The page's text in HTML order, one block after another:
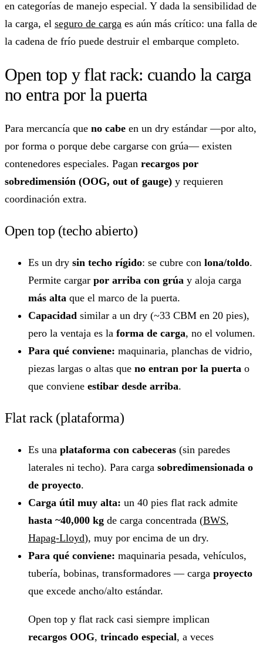
en categorías de manejo especial. Y dada la sensibilidad de
la carga, el seguro de carga es aún más crítico: una falla de
la cadena de frío puede destruir el embarque completo.
Open top y flat rack: cuando la carga
no entra por la puerta
Para mercancía que no cabe en un dry estándar —por alto,
por forma o porque debe cargarse con grúa— existen
contenedores especiales. Pagan recargos por
sobredimensión (OOG, out of gauge) y requieren
coordinación extra.
Open top (techo abierto)
Es un dry sin techo rígido: se cubre con lona/toldo.
Permite cargar por arriba con grúa y aloja carga
más alta que el marco de la puerta.
Capacidad similar a un dry (~33 CBM en 20 pies),
pero la ventaja es la forma de carga, no el volumen.
Para qué conviene: maquinaria, planchas de vidrio,
piezas largas o altas que no entran por la puerta o
que conviene estibar desde arriba.
Flat rack (plataforma)
Es una plataforma con cabeceras (sin paredes
laterales ni techo). Para carga sobredimensionada o
de proyecto.
Carga útil muy alta: un 40 pies flat rack admite
hasta ~40,000 kg de carga concentrada (BWS,
Hapag-Lloyd), muy por encima de un dry.
Para qué conviene: maquinaria pesada, vehículos,
tubería, bobinas, transformadores — carga proyecto
que excede ancho/alto estándar.
Open top y flat rack casi siempre implican
recargos OOG, trincado especial, a veces